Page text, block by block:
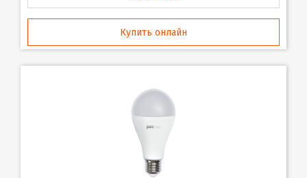
Купить онлайн